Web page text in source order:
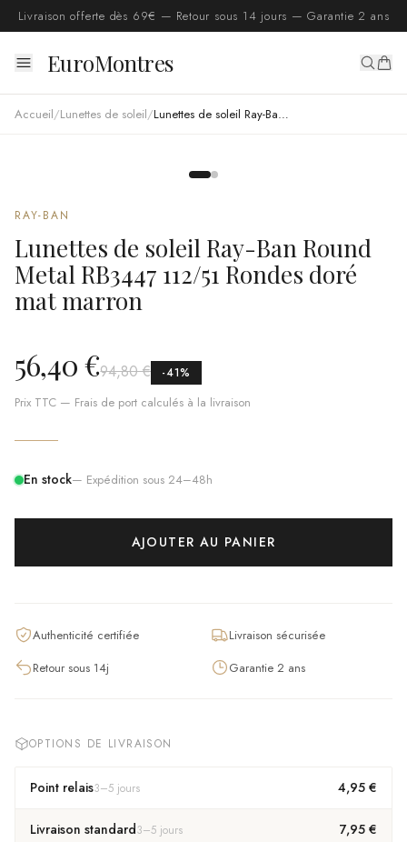
Livraison offerte dès 69€ — Retour sous 14 jours — Garantie 2 ans
EuroMontres
Accueil/Lunettes de soleil/ Lunettes de soleil Ray-Ban Round Metal RB3447 112/51 Rondes doré mat marron
RAY-BAN
Lunettes de soleil Ray-Ban Round
Metal RB3447 112/51 Rondes doré
mat marron
56,40 €94,80 € -41%
Prix TTC — Frais de port calculés à la livraison
En stock— Expédition sous 24–48h
AJOUTER AU PANIER
Authenticité certifiée
Livraison sécurisée
Retour sous 14j
Garantie 2 ans
OPTIONS DE LIVRAISON
Point relais3–5 jours 4,95 €
Livraison standard3–5 jours 7,95 €